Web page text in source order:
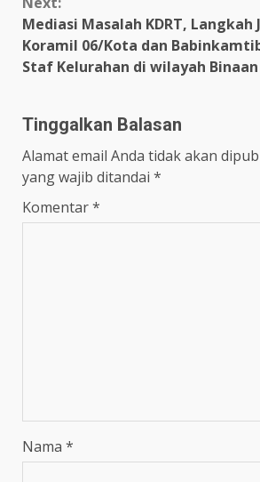
Mediasi Masalah KDRT, Langkah
Koramil 06/Kota dan
Staf Kelurahan di wilayah
Tinggalkan Balasan
Alamat email Anda tidak akan
yang wajib ditandai *
Komentar*
Nama *